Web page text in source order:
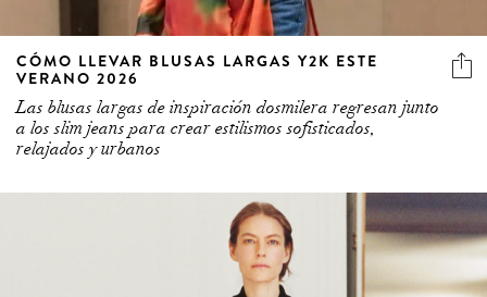
CÓMO LLEVAR BLUSAS LARGAS Y2K ESTE
VERANO 2026
Las blusas largas de inspiración dosmilera regresan junto
a los slim jeans para crear estilismos sofisticados,
relajados y urbanos